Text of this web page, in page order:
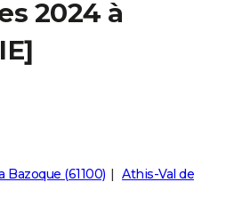
2024 à
Bazoque (61100)
Athis-Val de